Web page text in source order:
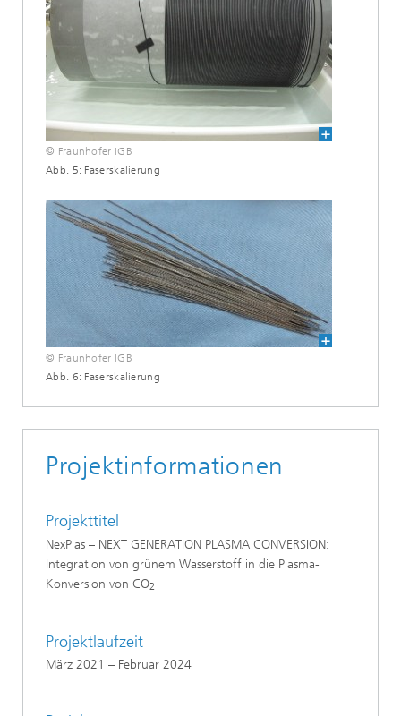
© Fraunhofer IGB
Abb. 5: Faserskalierung
© Fraunhofer IGB
Abb. 6: Faserskalierung
Projektinformationen
Projekttitel
NexPlas – NEXT GENERATION PLASMA CONVERSION:
Integration von grünem Wasserstoff in die Plasma-
Konversion von CO2
Projektlaufzeit
März 2021 – Februar 2024